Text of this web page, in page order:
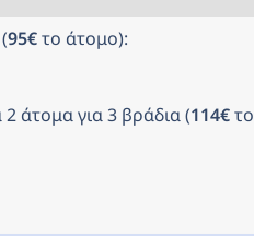
95€ το άτομο):
άτομα για 3 βράδια (114€ το